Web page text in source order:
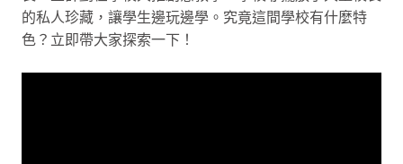
的私人珍藏，讓學生邊玩邊學。究竟這間學校有什麼特
色？立即帶大家探索一下！